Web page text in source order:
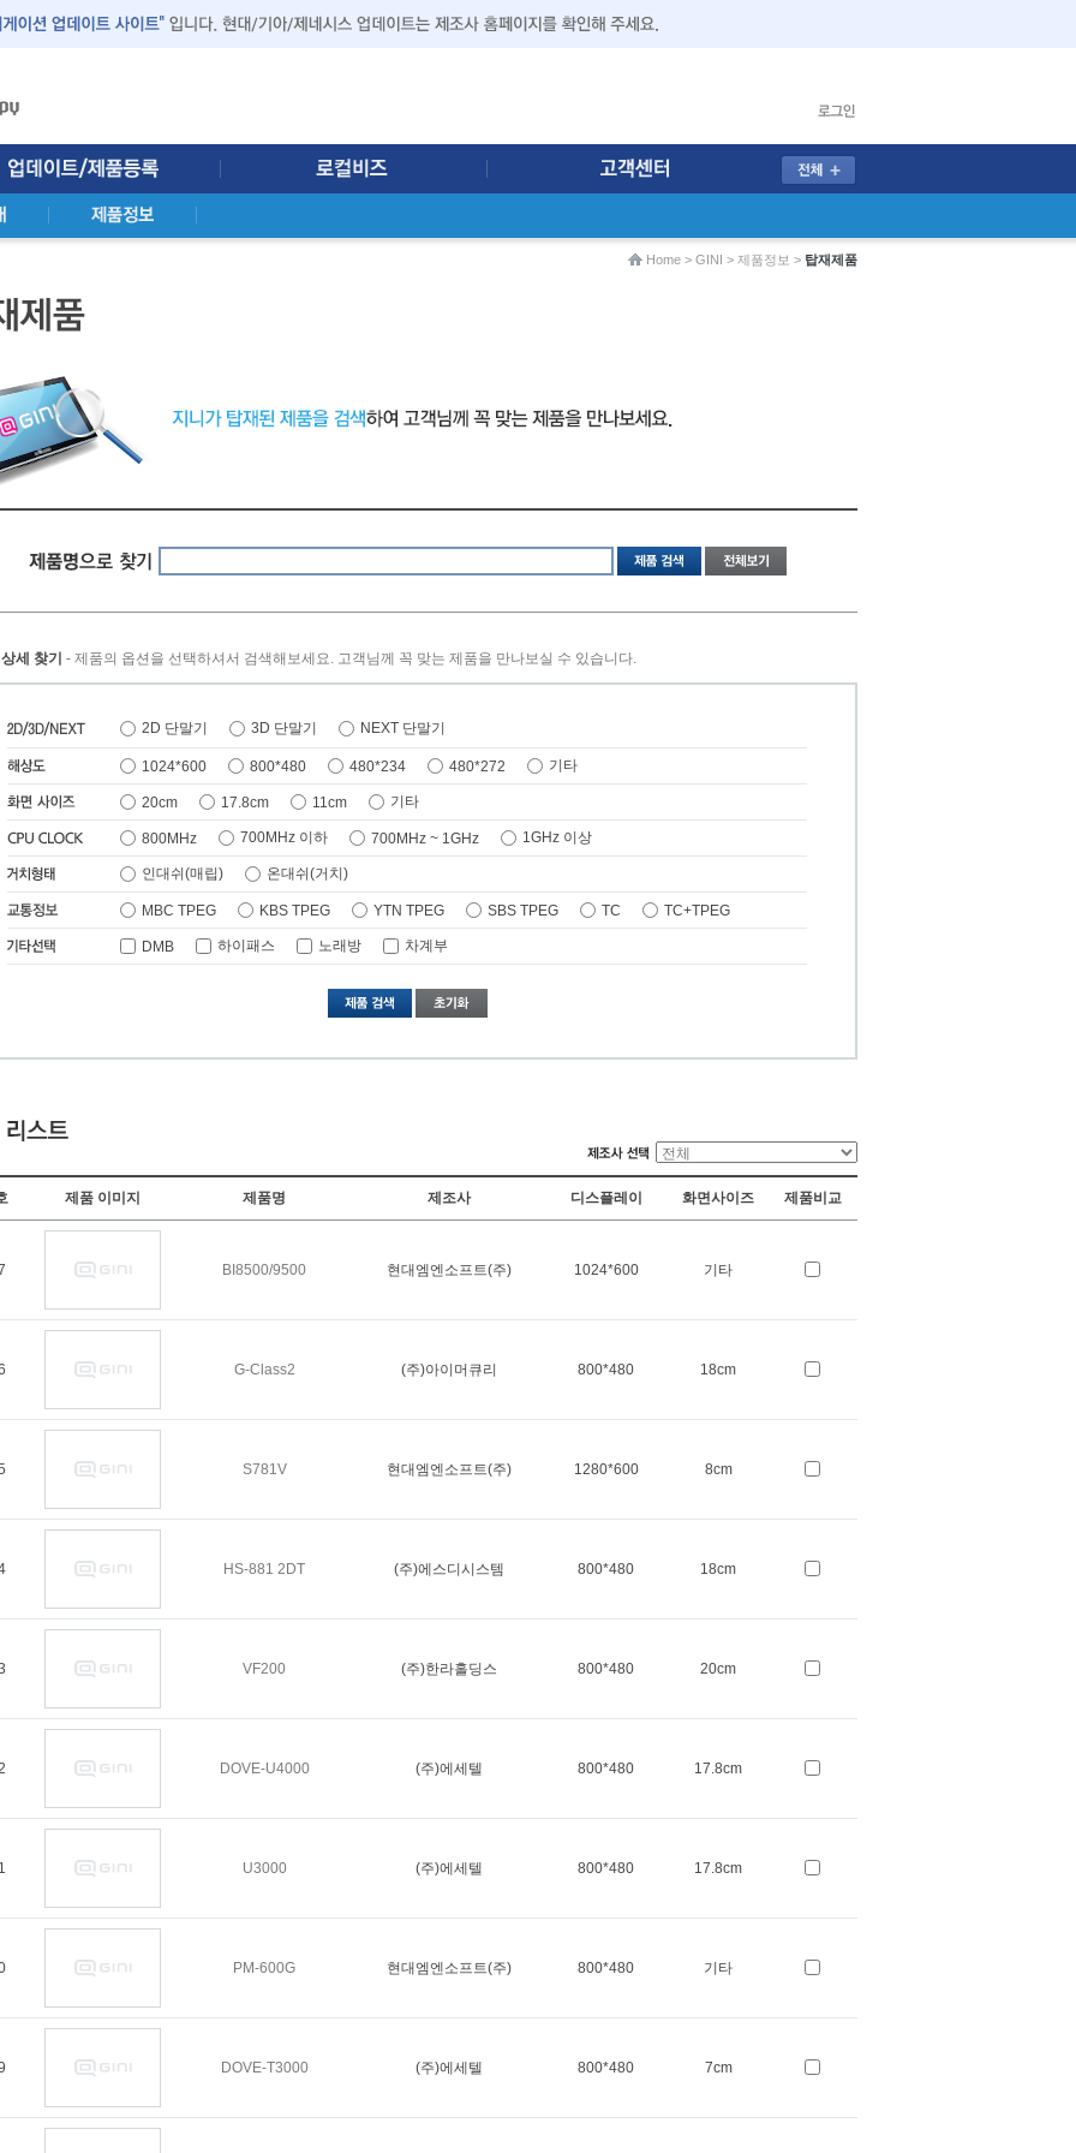
Home > GINI > 제품정보 > 탑재제품
세 찾기 - 제품의 옵션을 선택하셔서 검색해보세요. 고객님께 꼭 맞는 제품을 만나보실 수 있습니다.
2D 단말기 3D 단말기 NEXT 단말기
1024*600 800*480 480*234 480*272 기타
20cm 17.8cm 11cm 기타
800MHz 700MHz 이하 700MHz ~ 1GHz 1GHz 이상
인대쉬(매립) 온대쉬(거치)
MBC TPEG KBS TPEG YTN TPEG SBS TPEG TC TC+TPEG
DMB 하이패스 노래방 차계부
제품 이미지 제품명 제조사 디스플레이 화면사이즈 제품비교
BI8500/9500 현대엠엔소프트(주) 1024*600 기타
G-Class2 (주)아이머큐리 800*480 18cm
S781V 현대엠엔소프트(주) 1280*600 8cm
HS-881 2DT (주)에스디시스템 800*480 18cm
VF200 (주)한라홀딩스 800*480 20cm
DOVE-U4000 (주)에세텔 800*480 17.8cm
U3000 (주)에세텔 800*480 17.8cm
PM-600G 현대엠엔소프트(주) 800*480 기타
DOVE-T3000 (주)에세텔 800*480 7cm